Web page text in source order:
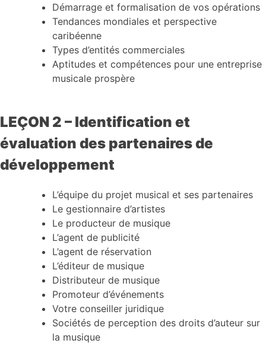
Démarrage et formalisation de vos opérations
Tendances mondiales et perspective
caribéenne
Types d’entités commerciales
Aptitudes et compétences pour une entreprise
musicale prospère
LEÇON 2 – Identification et
évaluation des partenaires de
développement
L’équipe du projet musical et ses partenaires
Le gestionnaire d’artistes
Le producteur de musique
L’agent de publicité
L’agent de réservation
L’éditeur de musique
Distributeur de musique
Promoteur d’événements
Votre conseiller juridique
Sociétés de perception des droits d’auteur sur
la musique